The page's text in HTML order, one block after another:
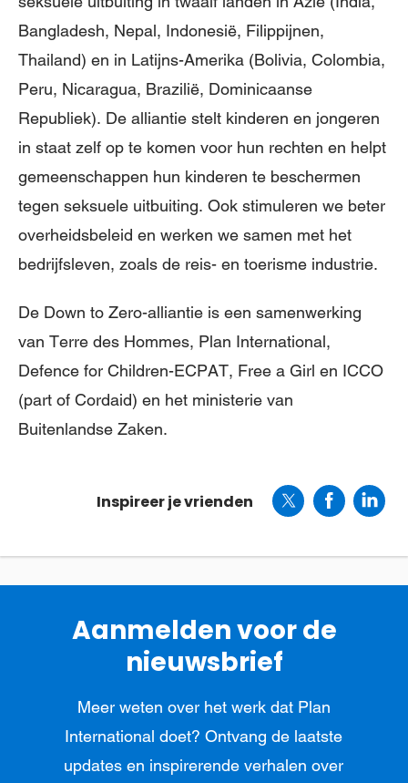
Bangladesh, Nepal, Indonesië, Filippijnen,
Thailand) en in Latijns-Amerika (Bolivia, Colombia,
Peru, Nicaragua, Brazilië, Dominicaanse
Republiek). De alliantie stelt kinderen en jongeren
in staat zelf op te komen voor hun rechten en helpt
gemeenschappen hun kinderen te beschermen
tegen seksuele uitbuiting. Ook stimuleren we beter
overheidsbeleid en werken we samen met het
bedrijfsleven, zoals de reis- en toerisme industrie.
De Down to Zero-alliantie is een samenwerking
van Terre des Hommes, Plan International,
Defence for Children-ECPAT, Free a Girl en ICCO
(part of Cordaid) en het ministerie van
Buitenlandse Zaken.
Inspireer je vrienden
Aanmelden voor de
nieuwsbrief
Meer weten over het werk dat Plan
International doet? Ontvang de laatste
updates en inspirerende verhalen over